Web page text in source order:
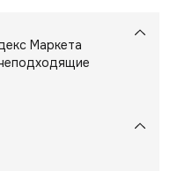
Маркета